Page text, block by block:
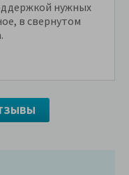
нужных
в свернутом